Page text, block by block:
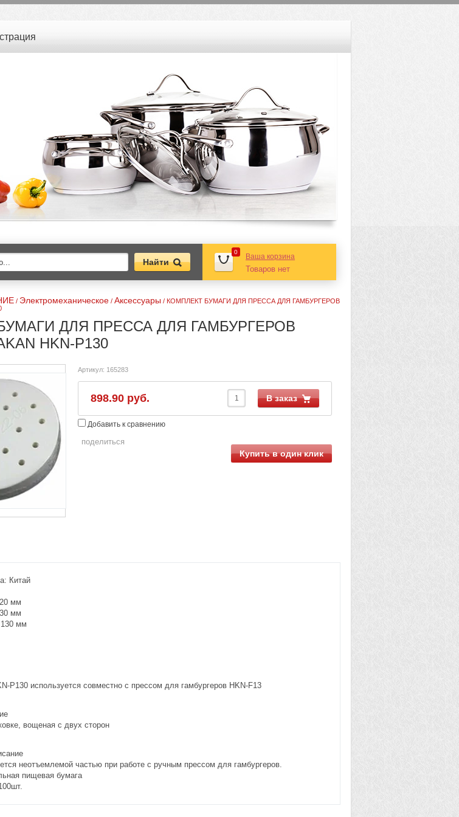
0
Ваша корзина
Товаров нет
/ Электромеханическое / Аксессуары / КОМПЛЕКТ БУМАГИ ДЛЯ ПРЕССА ДЛЯ ГАМБУРГЕРОВ
ДЛЯ ПРЕССА ДЛЯ ГАМБУРГЕРОВ
HKN-P130
Артикул: 165283
898.90 руб. В заказ
Добавить к сравнению
поделиться
Купить в один клик
Китай
мм
мм
мм
P130 используется совместно с прессом для гамбургеров HKN-F13
вощеная с двух сторон
неотъемлемой частью при работе с ручным прессом для гамбургеров.
пищевая бумага